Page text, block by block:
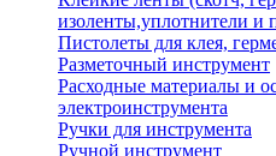
изоленты,уплотнители и
Пистолеты для клея,
Разметочный инструмент
Расходные материалы и
электроинструмента
Ручки для инструмента
Ручной инструмент